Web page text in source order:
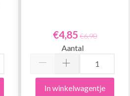
€4,85 €6,90
Aantal
In winkelwagentje